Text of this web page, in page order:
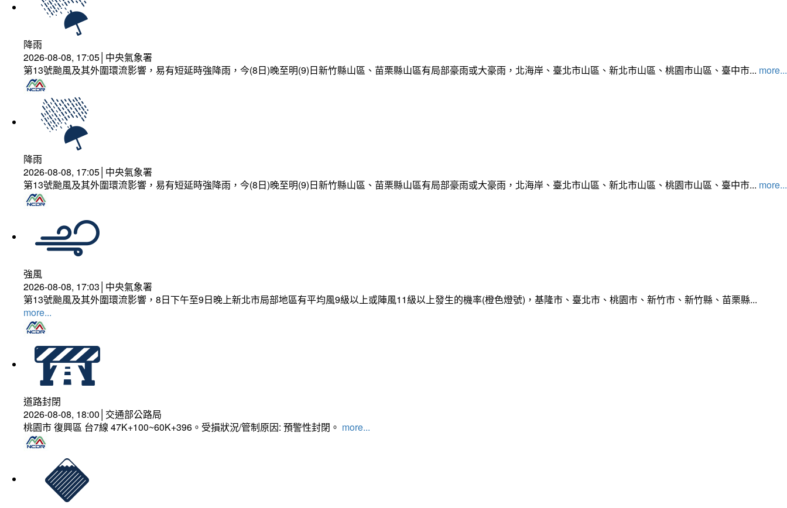
降雨
2026-08-08, 17:05│中央氣象署
第13號颱風及其外圍環流影響，易有短延時強降雨，今(8日)晚至明(9)日新竹縣山區、苗栗縣山區有局部豪雨或大豪雨，北海岸、臺北市山區、新北市山區、桃園市山區、臺中市... more...
降雨
2026-08-08, 17:05│中央氣象署
第13號颱風及其外圍環流影響，易有短延時強降雨，今(8日)晚至明(9)日新竹縣山區、苗栗縣山區有局部豪雨或大豪雨，北海岸、臺北市山區、新北市山區、桃園市山區、臺中市... more...
強風
2026-08-08, 17:03│中央氣象署
第13號颱風及其外圍環流影響，8日下午至9日晚上新北市局部地區有平均風9級以上或陣風11級以上發生的機率(橙色燈號)，基隆市、臺北市、桃園市、新竹市、新竹縣、苗栗縣...
more...
道路封閉
2026-08-08, 18:00│交通部公路局
桃園市 復興區 台7線 47K+100~60K+396。受損狀況/管制原因: 預警性封閉。 more...